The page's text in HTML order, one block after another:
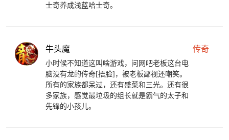
士奇养成浅蓝哈士奇。
牛头魔 传奇
小时候不知道这叫啥游戏，问网吧老板这台电
脑没有龙的传奇[捂脸]，被老板鄙视还嘲笑。
所有的家族都呆过，还有盛菜和三光。还有很
多家族，感觉最垃圾的组长就是霸气的太子和
先锋的小孩儿。